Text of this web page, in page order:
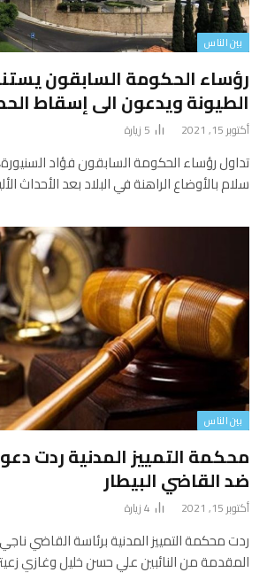
بين الناس
رؤساء الحكومة السابقون
الطيونة ويدعون الى إسقاط
أكتوبر 15, 2021 5 زيارة
تداول رؤساء الحكومة السابقون فؤاد
سلام بالأوضاع الراهنة في البلاد بعد الأحداث
بين الناس
محكمة التمييز المدنية ردت
ضد القاضي البيطار
أكتوبر 15, 2021 4زيارة
ردت محكمة التمييز المدنية برئاسة القاضي
المقدمة من النائبين علي حسن خليل وغازي